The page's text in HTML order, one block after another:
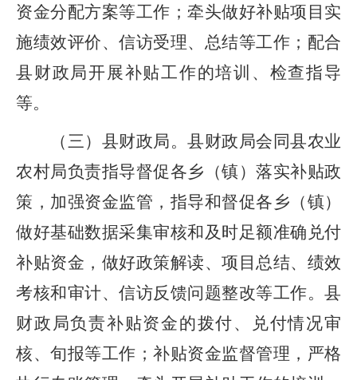
资金分配方案等工作 ； 牵头做好补贴项目实
施绩效评价、信访受理、总结等工作 ； 配合
县 财政局开展补贴工作的培训、检查指导
等。
（三） 县财政局。 县财政局会同县农业
农村局负责指导督促各乡（镇）落实补贴政
策，加强资金监管，指导和督促各乡（镇）
做好基础数据采集审核和及时足额准确兑付
补贴资金，做好政策解读、项目总结、绩效
考核和审计、信访反馈问题整改等工作。县
财政局负责补贴资金的拨付、兑付情况审
核、旬报等工作；补贴资金监督管理，严格